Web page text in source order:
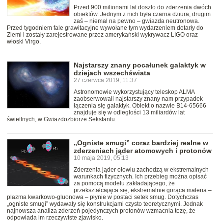
Przed 900 milionami lat doszło do zderzenia dwóch
obiektów. Jednym z nich była czarna dziura, drugim
zaś – niemal na pewno – gwiazda neutronowa.
Przed tygodniem fale grawitacyjne wywołane tym wydarzeniem dotarły do
Ziemi i zostały zarejestrowane przez amerykański wykrywacz LIGO oraz
włoski Virgo.
Najstarszy znany pocałunek galaktyk w
dziejach wszechświata
27 czerwca 2019, 11:37
Astronomowie wykorzystujący teleskop ALMA
zaobserwowali najstarszy znany nam przypadek
łączenia się galaktyk. Obiekt o nazwie B14-65666
znajduje się w odległości 13 miliardów lat
świetlnych, w Gwiazdozbiorze Sekstantu.
„Ogniste smugi” coraz bardziej realne w
zderzeniach jąder atomowych i protonów
10 maja 2019, 05:13
Zderzenia jąder ołowiu zachodzą w ekstremalnych
warunkach fizycznych. Ich przebieg można opisać
za pomocą modelu zakładającego, że
przekształcająca się, ekstremalnie gorąca materia –
plazma kwarkowo-gluonowa – płynie w postaci setek smug. Dotychczas
„ogniste smugi” wydawały się konstrukcjami czysto teoretycznymi. Jednak
najnowsza analiza zderzeń pojedynczych protonów wzmacnia tezę, że
odpowiada im rzeczywiste zjawisko.